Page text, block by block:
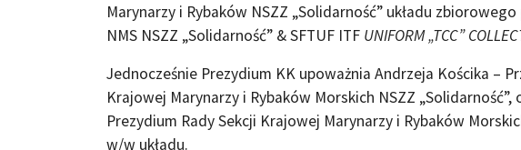
Marynarzy i Rybaków NSZZ „Solidarność” układu
NMS NSZZ „Solidarność” & SFTUF ITF UNIFORM „TCC”
Jednocześnie Prezydium KK upoważnia Andrzeja Kościka –
Krajowej Marynarzy i Rybaków Morskich NSZZ
Prezydium Rady Sekcji Krajowej Marynarzy i Rybaków
w/w układu.